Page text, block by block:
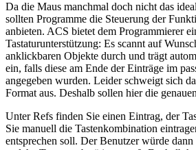
Da die Maus manchmal doch nicht das
sollten Programme die Steuerung der
anbieten. ACS bietet dem Programmierer
Tastaturunterstützung: Es scannt auf
anklickbaren Objekte durch und trägt
ein, falls diese am Ende der Einträge im
angegeben wurden. Leider schweigt sich
Format aus. Deshalb sollen hier die
Unter Refs finden Sie einen Eintrag, der
Sie manuell die Tastenkombination
entsprechen soll. Der Benutzer würde